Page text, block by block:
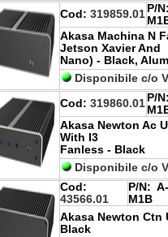
Cod: 319859.01 P/
Akasa Machina N
Jetson Xavier And
Nano) - Black,
Disponibile c/o
Cod: 319860.01 P/
Akasa Newton Ac
With I3
Fanless - Black
Disponibile c/o
Cod:
43566.01
P/N:
M1B
Akasa Newton Ctn
Black